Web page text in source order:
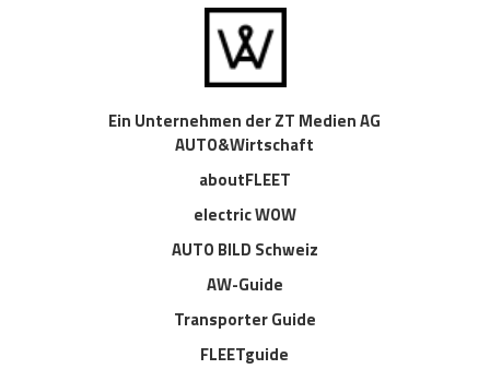
Ein Unternehmen der ZT Medien AG
AUTO&Wirtschaft
aboutFLEET
electric WOW
AUTO BILD Schweiz
AW-Guide
Transporter Guide
FLEETguide